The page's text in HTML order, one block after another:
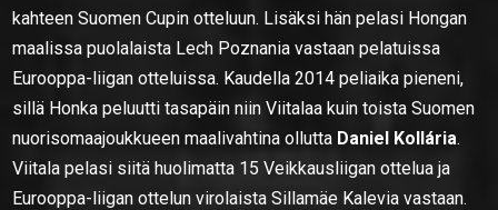
kahteen Suomen Cupin otteluun. Lisäksi hän pelasi Hongan
maalissa puolalaista Lech Poznania vastaan pelatuissa
Eurooppa-liigan otteluissa. Kaudella 2014 peliaika pieneni,
sillä Honka peluutti tasapäin niin Viitalaa kuin toista Suomen
nuorisomaajoukkueen maalivahtina ollutta Daniel Kollária.
Viitala pelasi siitä huolimatta 15 Veikkausliigan ottelua ja
Eurooppa-liigan ottelun virolaista Sillamäe Kalevia vastaan.